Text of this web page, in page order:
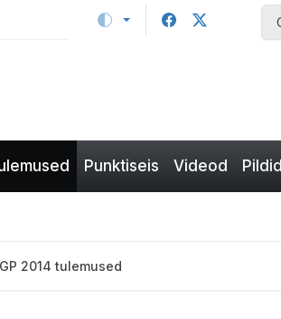
Punktiseis Videod Pildid
2014 tulemused